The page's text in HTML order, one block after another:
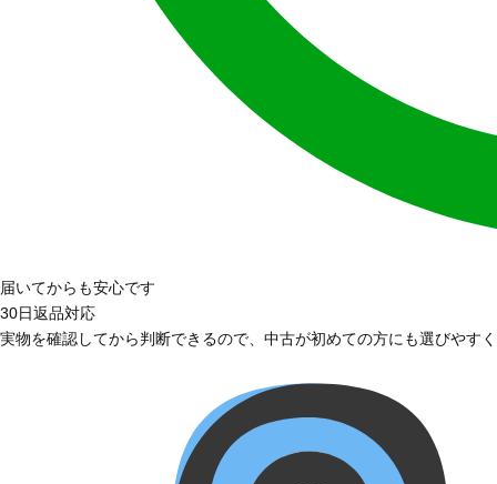
届いてからも安心です
30日返品対応
実物を確認してから判断できるので、中古が初めての方にも選びやす